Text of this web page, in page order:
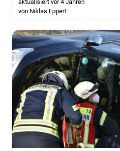
aktualisiert vor 4 Jahren
von Niklas Eppert